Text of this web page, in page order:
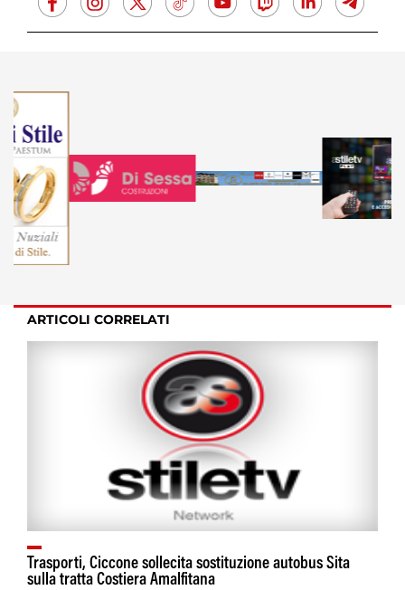
ARTICOLI CORRELATI
Trasporti, Ciccone sollecita sostituzione autobus Sita
sulla tratta Costiera Amalfitana